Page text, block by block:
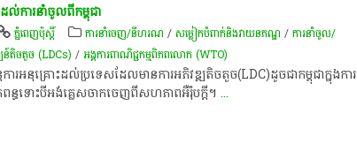
ល់ការនាំចូលពីកម្ពុជា
ភ្នំពេញប៉ុស្តិ៍ ការនាំចេញ/នីហរណ /​សម្លៀក​បំពាក់​និង​វាយ​ន​ភ​ណ្ឌ​ /ការនាំចូល/
ន៍​តិច​តួច (LDCs) /អង្គការ​ពាណិជ្ជកម្ម​ពិភពលោក (WTO) ​
ការអនុគ្រោះដល់ប្រទេសដែលមានការអភិវឌ្ឍតិចតួច(LDC)ដូចជាកម្ពុជាក្នុងការ
ធទោះបីអង់គ្លេសចាកចេញពីសហភាពអឺរ៉ុបក្តី។ ...